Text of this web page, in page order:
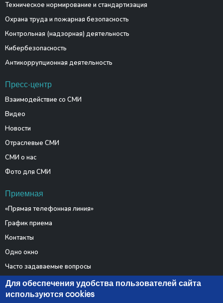
Техническое нормирование и стандартизация
Охрана труда и пожарная безопасность
Контрольная (надзорная) деятельность
Кибербезопасность
Антикоррупционная деятельность
Пресс-центр
Взаимодействие со СМИ
Видео
Новости
Отраслевые СМИ
СМИ о нас
Фото для СМИ
Приемная
«Прямая телефонная линия»
График приема
Контакты
Одно окно
Часто задаваемые вопросы
Электронные обращения
Для обеспечения удобства пользователей сайта
используются cookies